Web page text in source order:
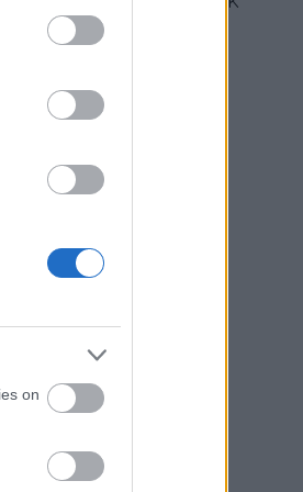
on
Szerzőink
...nekünk írták
BBP
Demeter Tamás
Fedrid Gábor
Fügedi Ubul
Gergely József
Hunvald György
Kispál Tibor
Marosán Bence
Payns